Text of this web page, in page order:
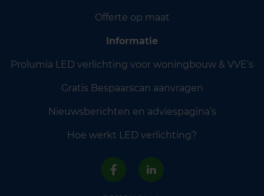
Offerte op maat
Informatie
Prolumia LED verlichting voor woningbouw & VVE’s
Gratis Bespaarscan aanvragen
Nieuwsberichten en adviespagina’s
Hoe werkt LED verlichting?